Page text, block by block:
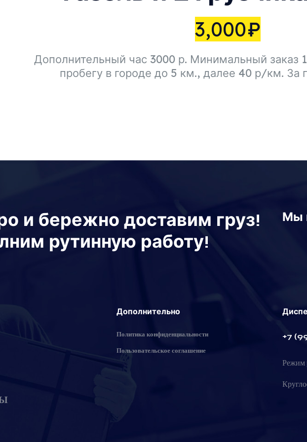
3,000₽
Дополнительный час 3000 р. Минимальный заказ
пробегу в городе до 5 км., далее 40 р/км. За
и бережно доставим груз!
рутинную работу!
Мы
Дополнительно
Политика конфиденциальности
Пользовательское соглашение
+7
Режим